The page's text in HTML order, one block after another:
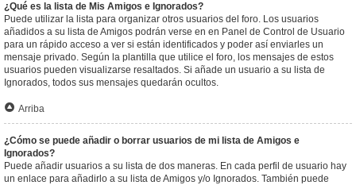
¿Qué es la lista de Mis Amigos e Ignorados?
Puede utilizar la lista para organizar otros usuarios del foro. Los usuarios
añadidos a su lista de Amigos podrán verse en en Panel de Control de Usuario
para un rápido acceso a ver si están identificados y poder así enviarles un
mensaje privado. Según la plantilla que utilice el foro, los mensajes de estos
usuarios pueden visualizarse resaltados. Si añade un usuario a su lista de
Ignorados, todos sus mensajes quedarán ocultos.
Arriba
¿Cómo se puede añadir o borrar usuarios de mi lista de Amigos e
Ignorados?
Puede añadir usuarios a su lista de dos maneras. En cada perfil de usuario hay
un enlace para añadirlo a su lista de Amigos y/o Ignorados. También puede